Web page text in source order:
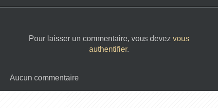
Pour laisser un commentaire, vous devez vous
authentifier.
Aucun commentaire